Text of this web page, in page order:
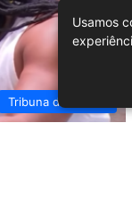
Tribuna do Sertão
Usamos